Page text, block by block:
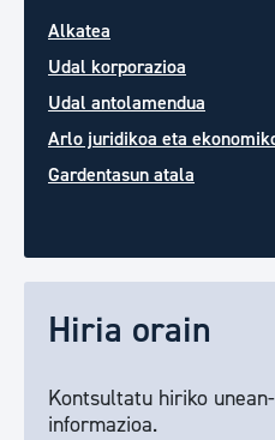
Alkatea
Udal korporazioa
Udal antolamendua
Arlo juridikoa eta
Gardentasun atala
Hiria orain
Kontsultatu hiriko
informazioa.